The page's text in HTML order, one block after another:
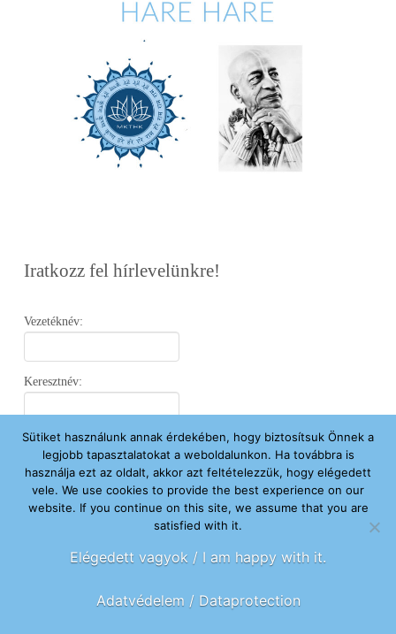
Iratkozz fel hírlevelünkre!
Vezetéknév:
Keresztnév:
Email:
Elfogadom az Adatvédelmi Nyilatkozatot.
SEGÍTENÉK
Sütiket használunk annak érdekében, hogy biztosítsuk Önnek a
legjobb tapasztalatokat a weboldalunkon. Ha továbbra is
használja ezt az oldalt, akkor azt feltételezzük, hogy elégedett
vele. We use cookies to provide the best experience on our
website. If you continue on this site, we assume that you are
satisfied with it.
Elégedett vagyok / I am happy with it.
Adatvédelem / Dataprotection